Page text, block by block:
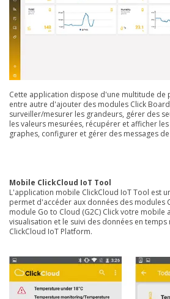
Cette application dispose d'une multitude de
entre autre d'ajouter des modules Click
surveiller/mesurer les grandeurs, gérer des
les valeurs mesurées, récupérer et afficher
graphes, configurer et gérer des messages
Mobile ClickCloud IoT Tool
L'application mobile ClickCloud IoT Tool est
permet d'accéder aux données des modules
module Go to Cloud (G2C) Click votre mobile
visualisation et le suivi des données en
ClickCloud IoT Platform.